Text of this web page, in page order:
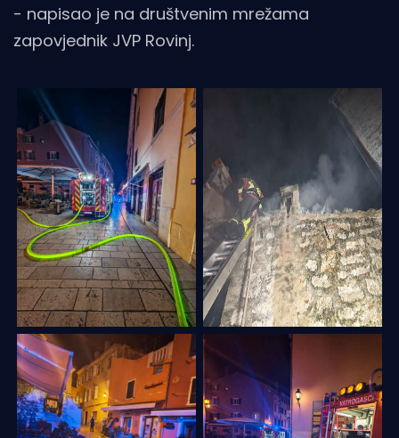
- napisao je na društvenim mrežama
zapovjednik JVP Rovinj.